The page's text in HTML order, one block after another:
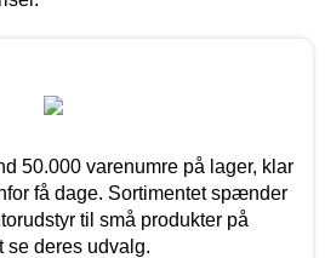
50.000 varenumre på lager, klar
få dage. Sortimentet spænder
til små produkter på
se deres udvalg.